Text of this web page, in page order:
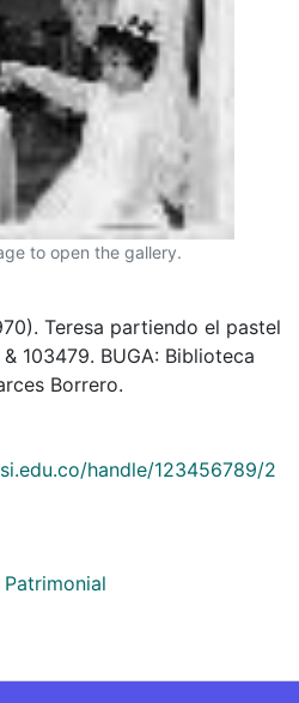
to open the gallery.
Teresa partiendo el pastel
103479. BUGA: Biblioteca
Borrero.
handle/123456789/2